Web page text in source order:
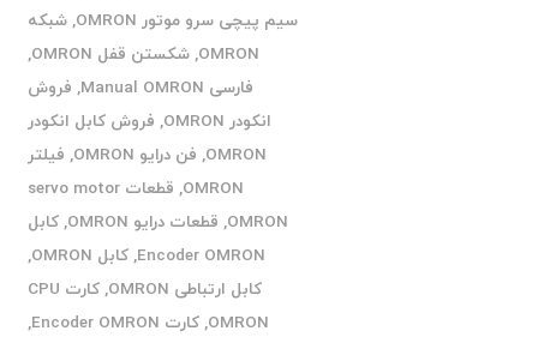
سیم پیچی سرو موتور OMRON
,شبکه
OMRON
,شکستن قفل OMRON
,
فارسی Manual OMRON
, فروش
انکودر OMRON
, فروش کابل انکودر
OMRON
, فن درایو OMRON , فیلتر
OMRON
,
قطعات servo motor
OMRON
, قطعات درایو OMRON ,کابل
Encoder OMRON
,کابل OMRON
,
کابل ارتباطی OMRON
,
کارت CPU
OMRON
,کارت Encoder OMRON
,